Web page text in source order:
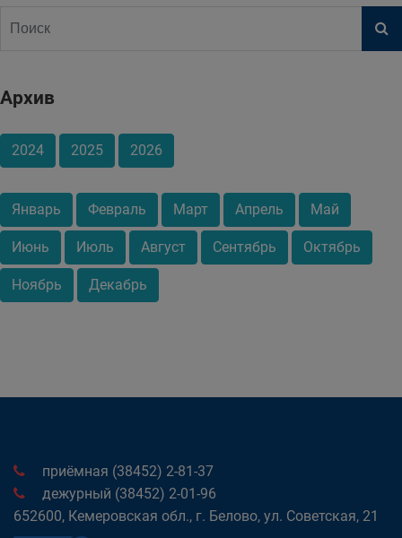
Архив
2024 2025 2026
Январь Февраль Март Апрель Май
Июнь Июль Август Сентябрь Октябрь
Ноябрь Декабрь
приёмная (38452) 2-81-37
дежурный (38452) 2-01-96
652600, Кемеровская обл., г. Белово, ул. Советская, 21